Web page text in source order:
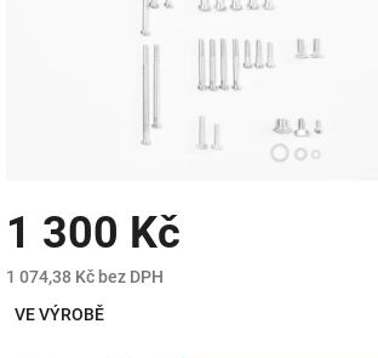
1 300 Kč
1 074,38 Kč bez DPH
cena:
VE VÝROBĚ